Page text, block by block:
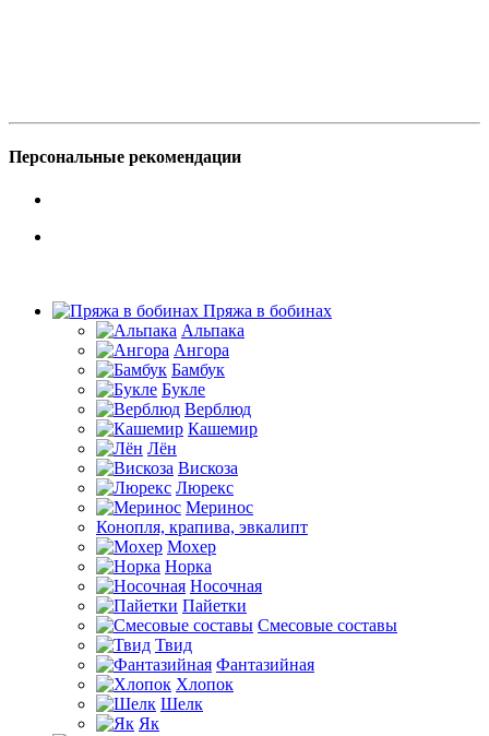
Персональные рекомендации
Пряжа в бобинах
Альпака
Ангора
Бамбук
Букле
Верблюд
Кашемир
Лён
Вискоза
Люрекс
Меринос
Конопля, крапива, эвкалипт
Мохер
Норка
Носочная
Пайетки
Смесовые составы
Твид
Фантазийная
Хлопок
Шелк
Як